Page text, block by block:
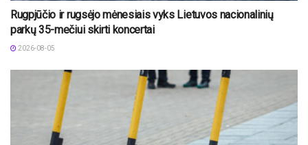
Rugpjūčio ir rugsėjo mėnesiais vyks Lietuvos nacionalinių
parkų 35-mečiui skirti koncertai
2026-08-05